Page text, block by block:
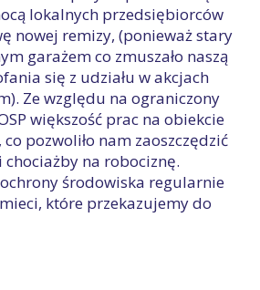
lokalnych przedsiębiorców
nowej remizy, (ponieważ stary
garażem co zmuszało naszą
się z udziału w akcjach
Ze względu na ograniczony
większość prac na obiekcie
pozwoliło nam zaoszczędzić
na robociznę.
ochrony środowiska regularnie
które przekazujemy do